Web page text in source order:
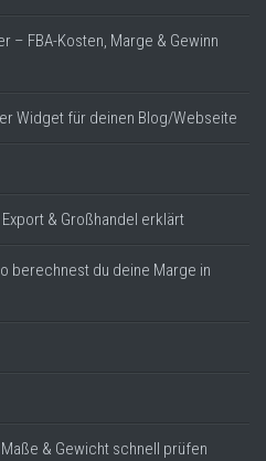
– FBA-Kosten, Marge & Gewinn
Widget für deinen Blog/Webseite
& Großhandel erklärt
berechnest du deine Marge in
& Gewicht schnell prüfen